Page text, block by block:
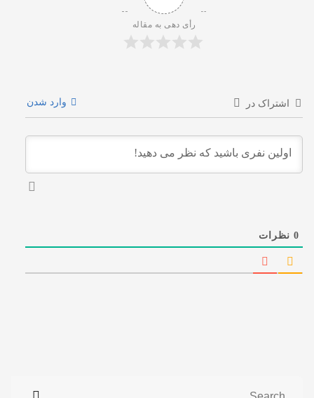
رأی دهی به مقاله
اشتراک در وارد شدن
0نظرات